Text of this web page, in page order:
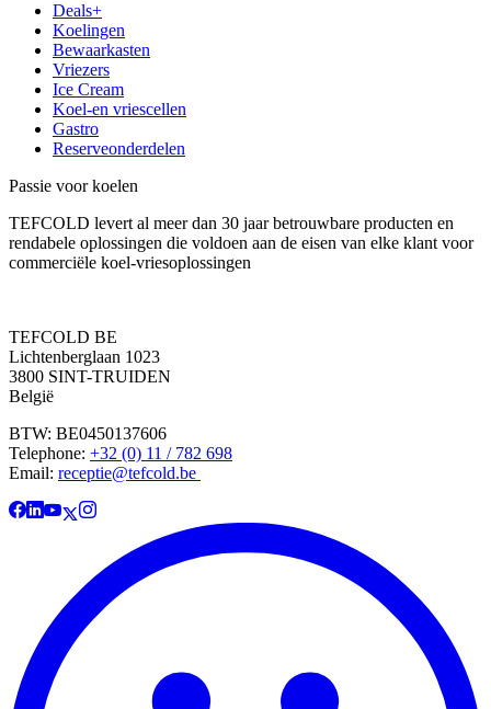
Deals+
Koelingen
Bewaarkasten
Vriezers
Ice Cream
Koel-en vriescellen
Gastro
Reserveonderdelen
Passie voor koelen
TEFCOLD levert al meer dan 30 jaar betrouwbare producten en
rendabele oplossingen die voldoen aan de eisen van elke klant voor
commerciële koel-vriesoplossingen
TEFCOLD BE
Lichtenberglaan 1023
3800 SINT-TRUIDEN
België
BTW: BE0450137606
Telephone: +32 (0) 11 / 782 698
Email: receptie@tefcold.be